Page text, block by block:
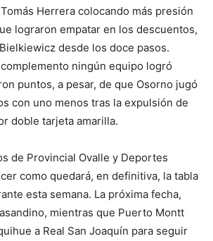
Herrera colocando más presión
lograron empatar en los descuentos,
desde los doce pasos.
ningún equipo logró
puntos, a pesar, de que Osorno jugó
con uno menos tras la expulsión de
doble tarjeta amarilla.
de Provincial Ovalle y Deportes
como quedará, en definitiva, la tabla
esta semana. La próxima fecha,
mientras que Puerto Montt
a Real San Joaquín para seguir